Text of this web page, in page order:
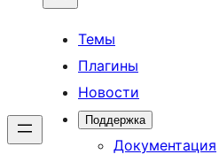
Темы
Плагины
Новости
Поддержка
Документация